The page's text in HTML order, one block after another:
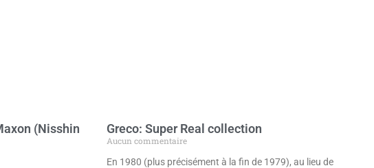
(Nisshin
Greco: Super Real collection
Aucun commentaire
En 1980 (plus précisément à la fin de 1979), au lieu de